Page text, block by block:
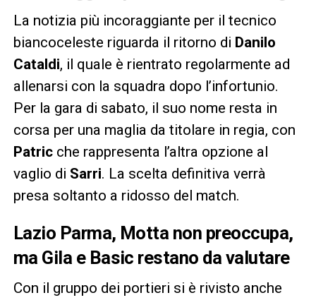
La notizia più incoraggiante per il tecnico
biancoceleste riguarda il ritorno di Danilo
Cataldi, il quale è rientrato regolarmente ad
allenarsi con la squadra dopo l’infortunio.
Per la gara di sabato, il suo nome resta in
corsa per una maglia da titolare in regia, con
Patricche rappresenta l’altra opzione al
vaglio di Sarri. La scelta definitiva verrà
presa soltanto a ridosso del match.
Lazio Parma, Motta non preoccupa,
ma Gila e Basic restano da valutare
Con il gruppo dei portieri si è rivisto anche